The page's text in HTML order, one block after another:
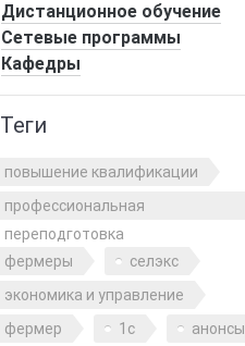
Дистанционное обучение
Сетевые программы
Кафедры
Теги
повышение квалификации
профессиональная
переподготовка
фермеры
селэкс
экономика и управление
фермер
1с
анонсы